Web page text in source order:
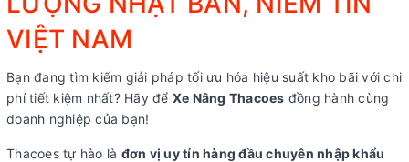
VIỆT NAM
Bạn đang tìm kiếm giải pháp tối ưu hóa hiệu suất kho bãi với chi
phí tiết kiệm nhất? Hãy để Xe Nâng Thacoes đồng hành cùng
doanh nghiệp của bạn!
Thacoes tự hào là đơn vị uy tín hàng đầu chuyên nhập khẩu